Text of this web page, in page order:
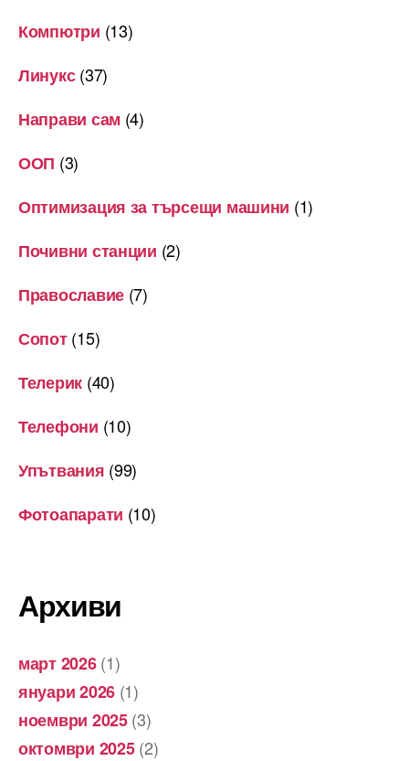
Компютри (13)
Линукс(37)
Направи сам (4)
ООП (3)
Оптимизация за търсещи машини (1)
Почивни станции (2)
Православие (7)
Сопот(15)
Телерик (40)
Телефони (10)
Упътвания (99)
Фотоапарати (10)
Архиви
март 2026(1)
януари 2026 (1)
ноември 2025(3)
октомври 2025(2)